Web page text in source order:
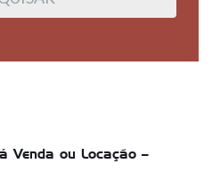
Venda ou Locação –